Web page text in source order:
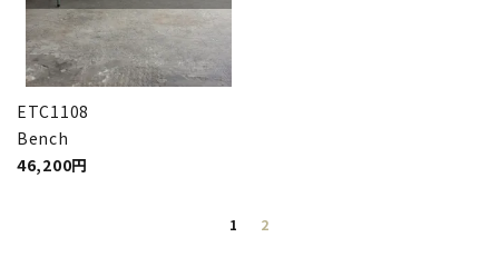
ETC1108
Bench
46,200円
1 2